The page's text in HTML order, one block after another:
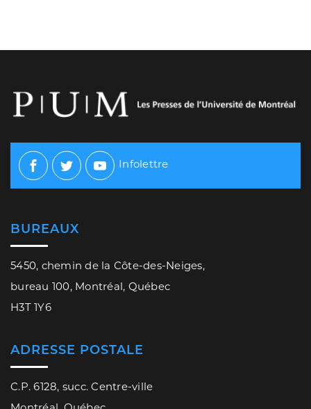
Facebook
TwitterYoutube
Infolettre
BUREAUX
5450, chemin de la Côte-des-Neiges,
bureau 100, Montréal, Québec
H3T 1Y6
ADRESSE POSTALE
C.P. 6128, succ. Centre-ville